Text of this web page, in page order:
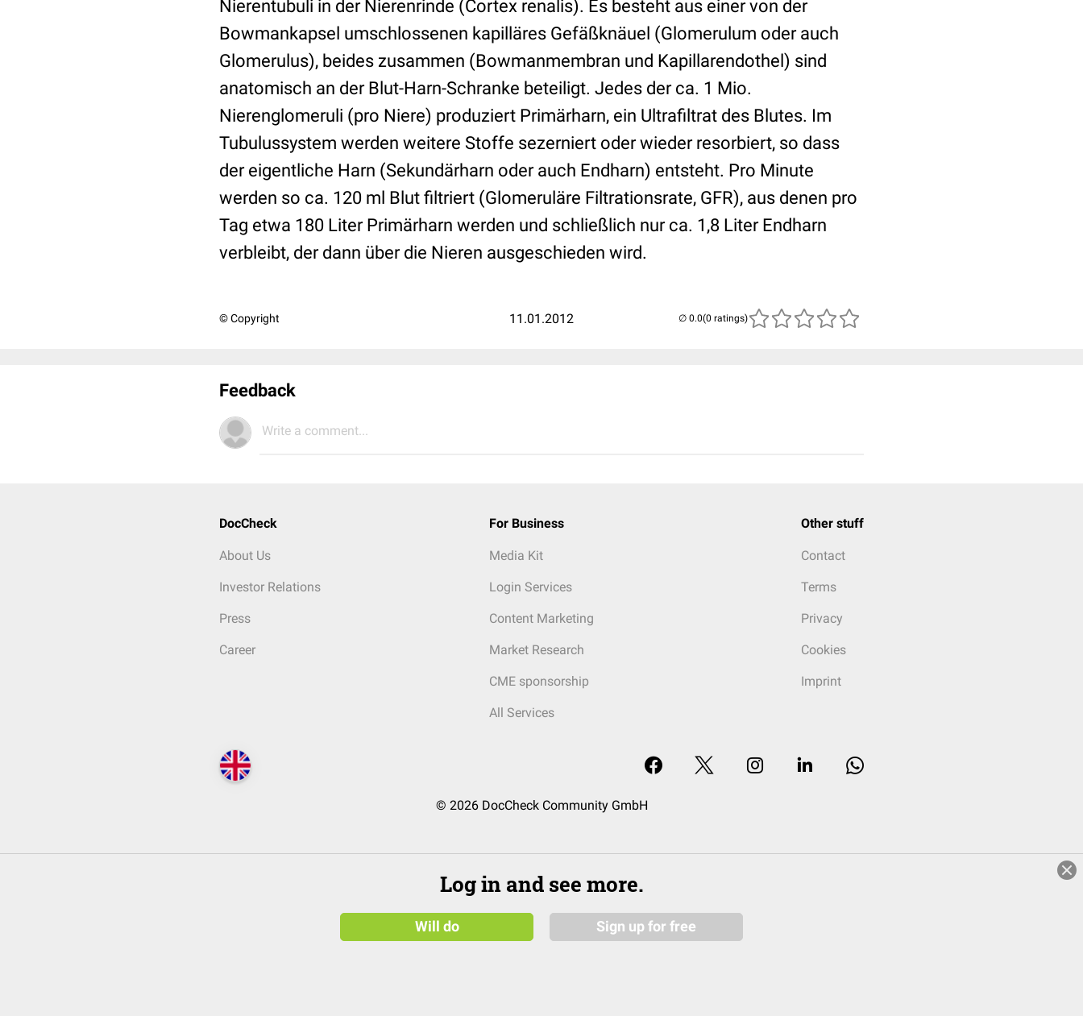
Nierentubuli in der Nierenrinde (Cortex renalis). Es besteht aus einer von der
Bowmankapsel umschlossenen kapilläres Gefäßknäuel (Glomerulum oder auch
Glomerulus), beides zusammen (Bowmanmembran und Kapillarendothel) sind
anatomisch an der Blut-Harn-Schranke beteiligt. Jedes der ca. 1 Mio.
Nierenglomeruli (pro Niere) produziert Primärharn, ein Ultrafiltrat des Blutes. Im
Tubulussystem werden weitere Stoffe sezerniert oder wieder resorbiert, so dass
der eigentliche Harn (Sekundärharn oder auch Endharn) entsteht. Pro Minute
werden so ca. 120 ml Blut filtriert (Glomeruläre Filtrationsrate, GFR), aus denen pro
Tag etwa 180 Liter Primärharn werden und schließlich nur ca. 1,8 Liter Endharn
verbleibt, der dann über die Nieren ausgeschieden wird.
© Copyright 11.01.2012 (0 ratings)
Feedback
Write a comment...
DocCheck
About Us
Investor Relations
Press
Career
For Business
Media Kit
Login Services
Content Marketing
Market Research
CME sponsorship
All Services
Other stuff
Contact
Terms
Privacy
Cookies
Imprint
© 2026 DocCheck Community GmbH
Log in and see more.
Will do Sign up for free